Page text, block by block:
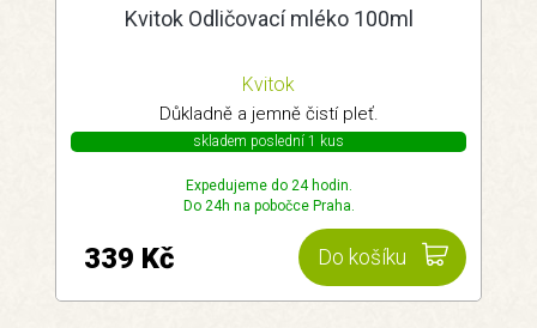
Kvitok Odličovací mléko 100ml
Kvitok
Důkladně a jemně čistí pleť.
skladem poslední 1 kus
Expedujeme do 24 hodin.
Do 24h na pobočce Praha.
Do košíku
339 Kč